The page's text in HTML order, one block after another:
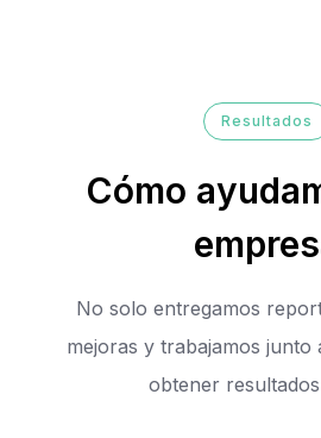
Resultados
Cómo
No solo entregamos
mejoras y trabajamos junto
obtener